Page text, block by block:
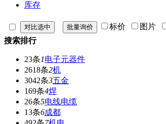
库存
标价 图片
搜索排行
23条1电子元器件
2618条2机
3042条3五金
169条4焊
26条5电线电缆
13条6成都